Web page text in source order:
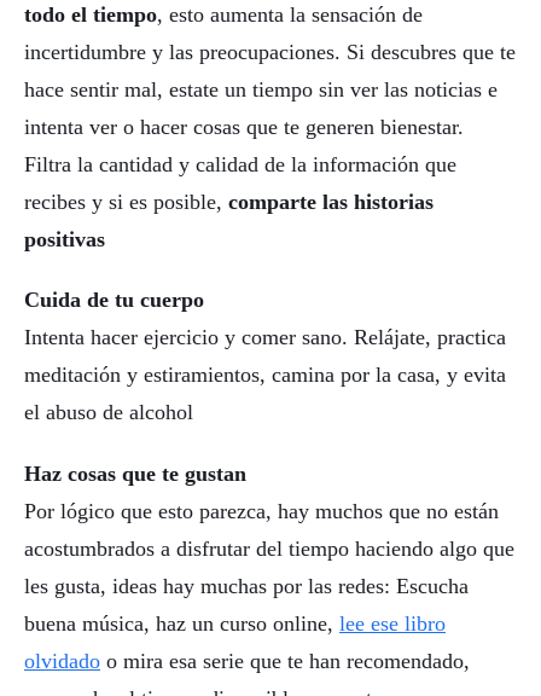
todo el tiempo, esto aumenta la sensación de
incertidumbre y las preocupaciones. Si descubres que te
hace sentir mal, estate un tiempo sin ver las noticias e
intenta ver o hacer cosas que te generen bienestar.
Filtra la cantidad y calidad de la información que
recibes y si es posible, comparte las historias
positivas
Cuida de tu cuerpo
Intenta hacer ejercicio y comer sano. Relájate, practica
meditación y estiramientos, camina por la casa, y evita
el abuso de alcohol
Haz cosas que te gustan
Por lógico que esto parezca, hay muchos que no están
acostumbrados a disfrutar del tiempo haciendo algo que
les gusta, ideas hay muchas por las redes: Escucha
buena música, haz un curso online, lee ese libro
olvidado o mira esa serie que te han recomendado,